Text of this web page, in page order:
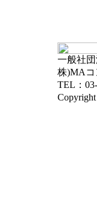
一般社
株)MAコ
TEL：